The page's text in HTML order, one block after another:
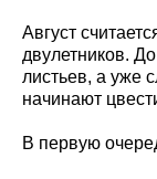
Август
двулетников.
листьев, а уже
начинают
В первую